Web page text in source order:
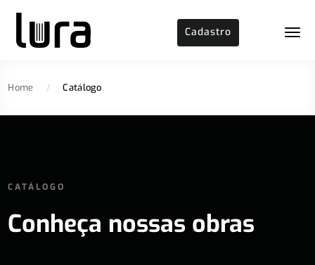
Cadastro
Home / Catálogo
CATÁLOGO
Conheça nossas obras